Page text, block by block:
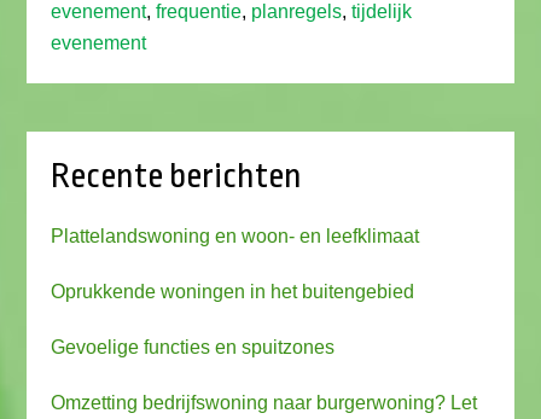
evenement,frequentie, planregels,tijdelijk
evenement
Recente berichten
Plattelandswoning en woon- en leefklimaat
Oprukkende woningen in het buitengebied
Gevoelige functies en spuitzones
Omzetting bedrijfswoning naar burgerwoning? Let